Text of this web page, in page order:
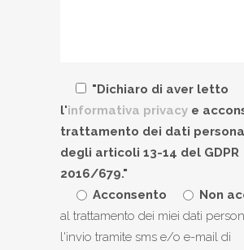
"Dichiaro di aver letto
l'informativa privacy e
trattamento dei dati
degli articoli 13-14 del GDPR
2016/679."
Acconsento
Non
al trattamento dei miei dati
l'invio tramite sms e/o e-mail di